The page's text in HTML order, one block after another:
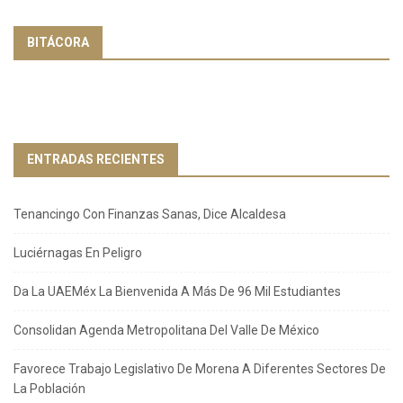
BITÁCORA
ENTRADAS RECIENTES
Tenancingo Con Finanzas Sanas, Dice Alcaldesa
Luciérnagas En Peligro
Da La UAEMéx La Bienvenida A Más De 96 Mil Estudiantes
Consolidan Agenda Metropolitana Del Valle De México
Favorece Trabajo Legislativo De Morena A Diferentes Sectores De
La Población